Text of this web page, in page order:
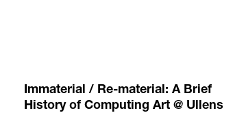
Immaterial / Re-material: A Brief
History of Computing Art @ Ullens